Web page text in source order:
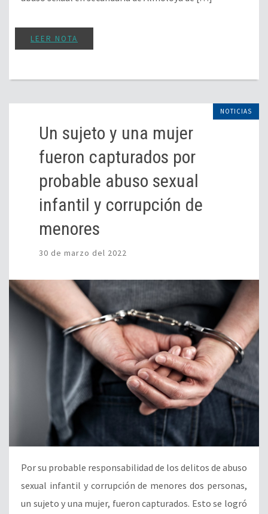
LEER NOTA
NOTICIAS
Un sujeto y una mujer
fueron capturados por
probable abuso sexual
infantil y corrupción de
menores
30 de marzo del 2022
Por su probable responsabilidad de los delitos de abuso
sexual infantil y corrupción de menores dos personas,
un sujeto y una mujer, fueron capturados. Esto se logró